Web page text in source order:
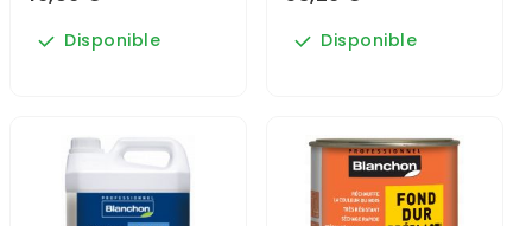
Disponible Disponible